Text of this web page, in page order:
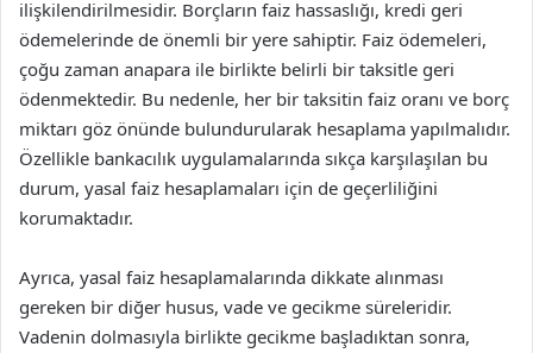
ilişkilendirilmesidir. Borçların faiz hassaslığı, kredi geri
ödemelerinde de önemli bir yere sahiptir. Faiz ödemeleri,
çoğu zaman anapara ile birlikte belirli bir taksitle geri
ödenmektedir. Bu nedenle, her bir taksitin faiz oranı ve borç
miktarı göz önünde bulundurularak hesaplama yapılmalıdır.
Özellikle bankacılık uygulamalarında sıkça karşılaşılan bu
durum, yasal faiz hesaplamaları için de geçerliliğini
korumaktadır.
Ayrıca, yasal faiz hesaplamalarında dikkate alınması
gereken bir diğer husus, vade ve gecikme süreleridir.
Vadenin dolmasıyla birlikte gecikme başladıktan sonra,